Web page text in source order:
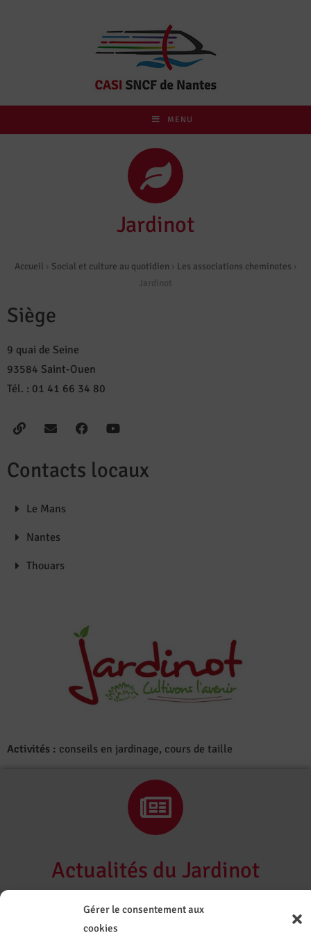
Gérer le consentement aux
cookies
MENU
Jardinot
Accueil › Social et culture au quotidien › Les associations cheminotes ›
Jardinot
Siège
9 quai de Seine
93584 Saint-Ouen
Tél. : 01 41 66 34 80
Contacts locaux
Le Mans
Nantes
Thouars
Activités : conseils en jardinage, cours de taille
Actualités du Jardinot